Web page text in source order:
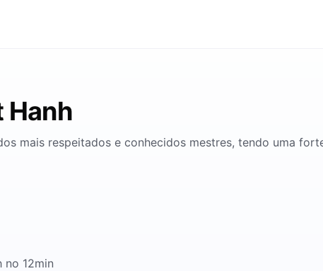
Hanh
mais respeitados e conhecidos mestres, tendo uma
no 12min